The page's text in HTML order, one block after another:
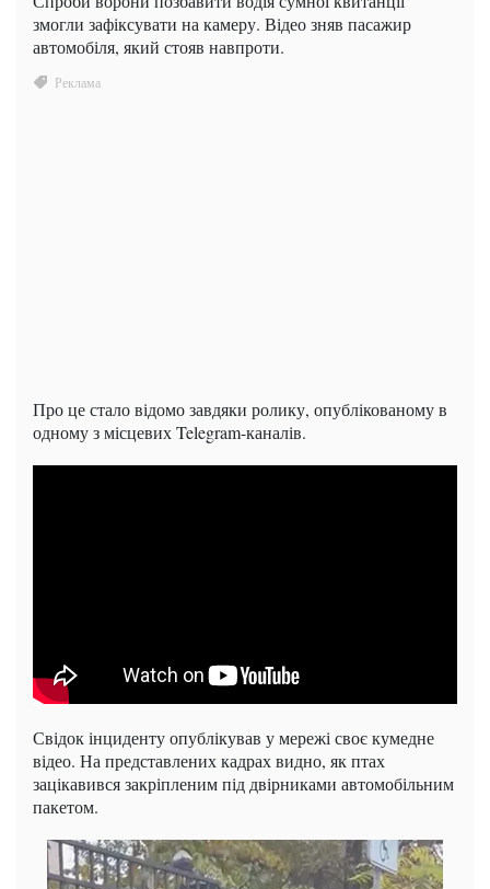
змогли зафіксувати на камеру. Відео зняв пасажир
автомобіля, який стояв навпроти.
Про це стало відомо завдяки ролику, опублікованому в
одному з місцевих Telegram-каналів.
Свідок інциденту опублікував у мережі своє кумедне
відео. На представлених кадрах видно, як птах
зацікавився закріпленим під двірниками автомобільним
пакетом.